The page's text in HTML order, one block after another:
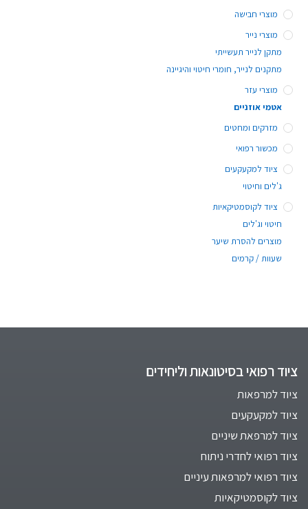
מוצרי חבישה
מוצרי נייר
מתקן לנייר תעשייתי
מתקנים לנייר, חומרי חיטוי והיגיינה
מוצרי עזר
אטמי אוזניים
מזרקים ומחטים
מכשור רפואי
ציוד למקעקעים
ג'לים וחיטוי
ציוד לקוסמטיקאיות
חיטוי וג'לים
מוצרים להסרת שיער
שעוות / קרמים
ציוד רפואי בסיטונאות וליחידים
ציוד למרפאות
ציוד למקעקעים
ציוד למרפאת שיניים
ציוד רפואי לחדרי ניתוח
ציוד רפואי למרפאות עיניים
ציוד לקוסמטיקאיות